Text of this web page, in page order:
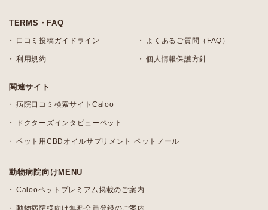
TERMS・FAQ
口コミ投稿ガイドライン よくあるご質問（FAQ）
利用規約 個人情報保護方針
関連サイト
病院口コミ検索サイトCaloo
ドクターズインタビューペット
ペット用CBDオイルサプリメント ペットノール
動物病院向けMENU
Calooペットプレミアム掲載のご案内
動物病院様向け無料会員登録のご案内